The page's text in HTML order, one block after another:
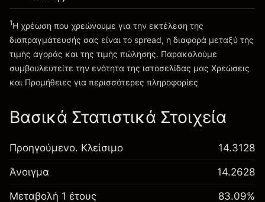
Χρεώσεις και Τέλη
1Η χρέωση που χρεώνουμε για την εκτέλεση της
διαπραγμάτευσής σας είναι το spread, η διαφορά μεταξύ της
τιμής αγοράς και της τιμής πώλησης. Παρακαλούμε
συμβουλευτείτε την ενότητα της ιστοσελίδας μας Χρεώσεις
και Προμήθειες για περισσότερες πληροφορίες
Βασικά Στατιστικά Στοιχεία
Προηγούμενο. Κλείσιμο 14.3128
Άνοιγμα 14.2628
Μεταβολή 1 έτους 83.09%